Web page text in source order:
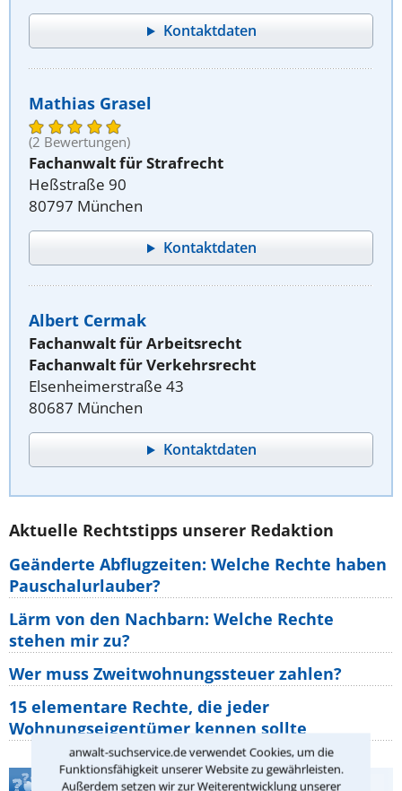
anwalt-suchservice.de verwendet Cookies, um die
Funktionsfähigkeit unserer Website zu gewährleisten.
Außerdem setzen wir zur Weiterentwicklung unserer
Kontaktdaten
Mathias Grasel
(2 Bewertungen)
Fachanwalt für Strafrecht
Heßstraße 90
80797 München
Kontaktdaten
Albert Cermak
Fachanwalt für Arbeitsrecht
Fachanwalt für Verkehrsrecht
Elsenheimerstraße 43
80687 München
Kontaktdaten
Aktuelle Rechtstipps unserer Redaktion
Geänderte Abflugzeiten: Welche Rechte haben
Pauschalurlauber?
Lärm von den Nachbarn: Welche Rechte
stehen mir zu?
Wer muss Zweitwohnungssteuer zahlen?
15 elementare Rechte, die jeder
Wohnungseigentümer kennen sollte
Teste Dein Rechtswissen